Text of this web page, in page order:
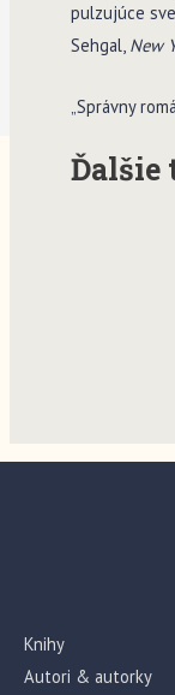
pulzujúce
Sehgal, New
„Správny
Knihy
Autori & autorky